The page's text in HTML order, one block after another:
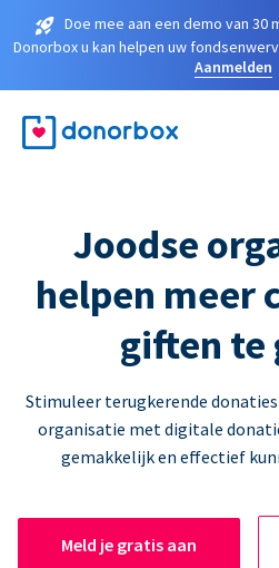
Doe mee aan een demo van 30
Donorbox u kan helpen uw
Aanmelden
Joodse
helpen meer
giften te
Stimuleer terugkerende
organisatie met digitale
gemakkelijk en effectief
Meld je gratis aan